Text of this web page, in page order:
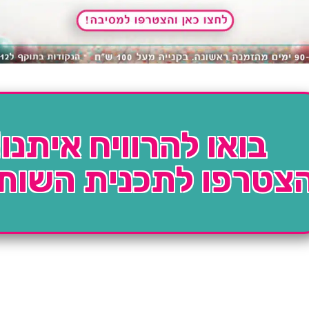
בואו להרוויח
לתכנית